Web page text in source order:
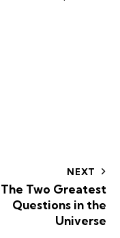
NEXT
The Two Greatest
Questions in the
Universe